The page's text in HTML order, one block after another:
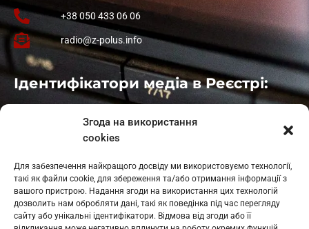
Згода на використання
cookies
Для забезпечення найкращого досвіду ми використовуємо технології,
такі як файли cookie, для збереження та/або отримання інформації з
вашого пристрою. Надання згоди на використання цих технологій
дозволить нам обробляти дані, такі як поведінка під час перегляду
сайту або унікальні ідентифікатори. Відмова від згоди або її
+38 050 433 06 06
radio@z-polus.info
Ідентифікатори медіа в Реєстрі:
: L11-01410
: L11-01801
Косів: L11-01805
Гарасимів: L11-02274